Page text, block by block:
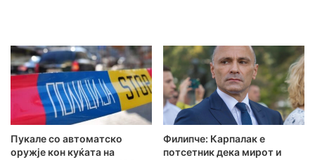
Пукале со автоматско
оружје кон куќата на
Филипче: Карпалак е
потсетник дека мирот и